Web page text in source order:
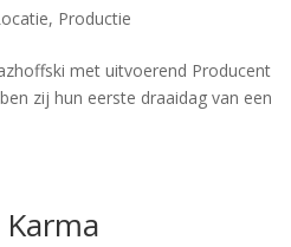
, Productie
met uitvoerend Producent
zij hun eerste draaidag van een